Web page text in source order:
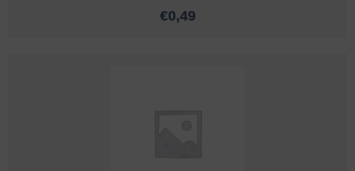
€0,49